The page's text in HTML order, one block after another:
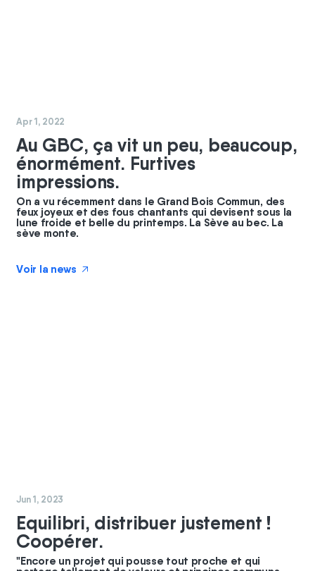
#commun
Apr 1, 2022
Au GBC, ça vit un peu, beaucoup,
énormément. Furtives
impressions.
On a vu récemment dans le Grand Bois Commun, des
feux joyeux et des fous chantants qui devisent sous la
lune froide et belle du printemps. La Sève au bec. La
sève monte.
Voir la news ↗
#coopérateurs
Jun 1, 2023
Equilibri, distribuer justement !
Coopérer.
"Encore un projet qui pousse tout proche et qui